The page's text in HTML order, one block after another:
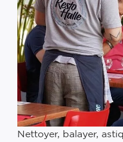
Nettoyer, balayer,